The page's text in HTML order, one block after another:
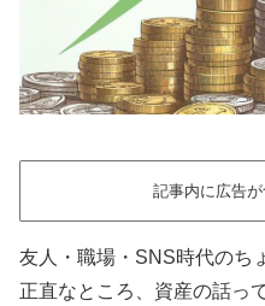
記事内に広告が
友人・職場・SNS時代のち
正直なところ、資産の話っ